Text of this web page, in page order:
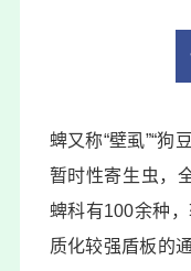
蜱又称“壁虱”“狗
暂时性寄生虫，
蜱科有100余种
质化较强盾板的